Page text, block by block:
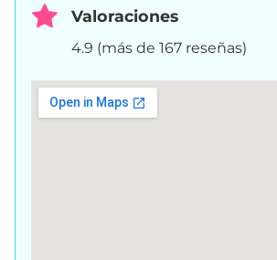
Valoraciones
4.9 (más de 167 reseñas)